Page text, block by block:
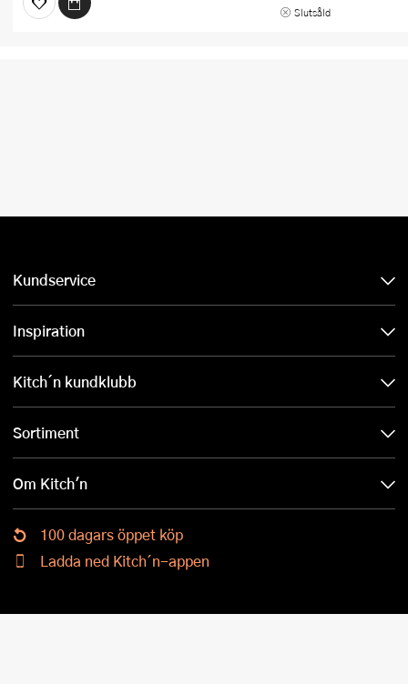
Slutsåld
Kundservice
Inspiration
Kitch´n kundklubb
Sortiment
Om Kitch'n
100 dagars öppet köp
Ladda ned Kitch´n-appen